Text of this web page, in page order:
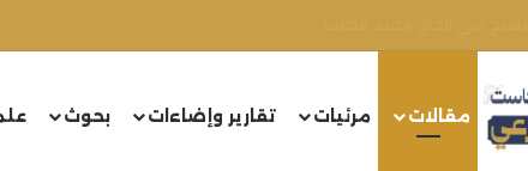
مقالات مرئيات تقارير وإضاءات بحوث